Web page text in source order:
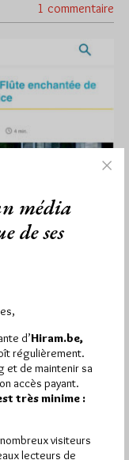
1 commentaire
Lu 511 fois
en scène à
modernité et poésie,
0 commentaire
média
de ses
d’Hiram.be,
régulièrement.
et de maintenir sa
accès payant.
très minime :
visiteurs
lecteurs de